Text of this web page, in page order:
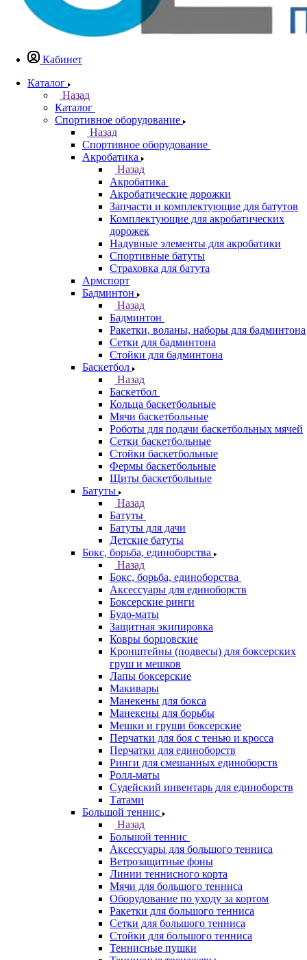
Кабинет
Каталог
Назад
Каталог
Спортивное оборудование
Назад
Спортивное оборудование
Акробатика
Назад
Акробатика
Акробатические дорожки
Запчасти и комплектующие для батутов
Комплектующие для акробатических
дорожек
Надувные элементы для акробатики
Спортивные батуты
Страховка для батута
Армспорт
Бадминтон
Назад
Бадминтон
Ракетки, воланы, наборы для бадминтона
Сетки для бадминтона
Стойки для бадминтона
Баскетбол
Назад
Баскетбол
Кольца баскетбольные
Мячи баскетбольные
Роботы для подачи баскетбольных мячей
Сетки баскетбольные
Стойки баскетбольные
Фермы баскетбольные
Щиты баскетбольные
Батуты
Назад
Батуты
Батуты для дачи
Детские батуты
Бокс, борьба, единоборства
Назад
Бокс, борьба, единоборства
Аксессуары для единоборств
Боксерские ринги
Будо-маты
Защитная экипировка
Ковры борцовские
Кронштейны (подвесы) для боксерских
груш и мешков
Лапы боксерские
Макивары
Манекены для бокса
Манекены для борьбы
Мешки и груши боксерские
Перчатки для боя с тенью и кросса
Перчатки для единоборств
Ринги для смешанных единоборств
Ролл-маты
Судейский инвентарь для единоборств
Татами
Большой теннис
Назад
Большой теннис
Аксессуары для большого тенниса
Ветрозащитные фоны
Линии теннисного корта
Мячи для большого тенниса
Оборудование по уходу за кортом
Ракетки для большого тенниса
Сетки для большого тенниса
Стойки для большого тенниса
Теннисные пушки